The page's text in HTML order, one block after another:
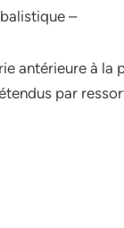
–
antérieure à la
par